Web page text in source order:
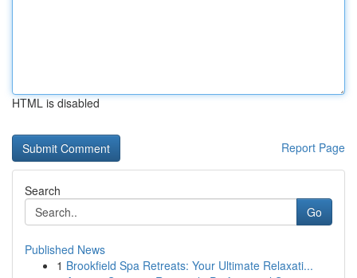
HTML is disabled
Report Page
Search
Go
Published News
1 Brookfield Spa Retreats: Your Ultimate Relaxati...